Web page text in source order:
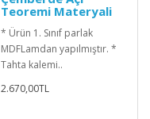
Teoremi Materyali
* Ürün 1. Sınıf parlak
MDFLamdan yapılmıştır. *
Tahta kalemi..
2.670,00TL